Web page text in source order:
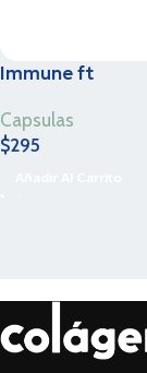
Immune ft
Capsulas
$295